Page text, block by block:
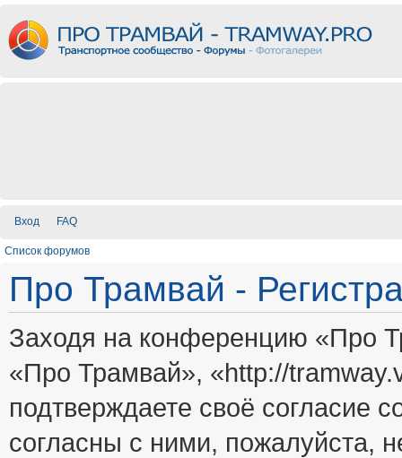
Вход FAQ
Список форумов
Про Трамвай -
Заходя на конференцию «Про
«Про Трамвай», «http://
подтверждаете своё
согласны с ними, пожалуйста,